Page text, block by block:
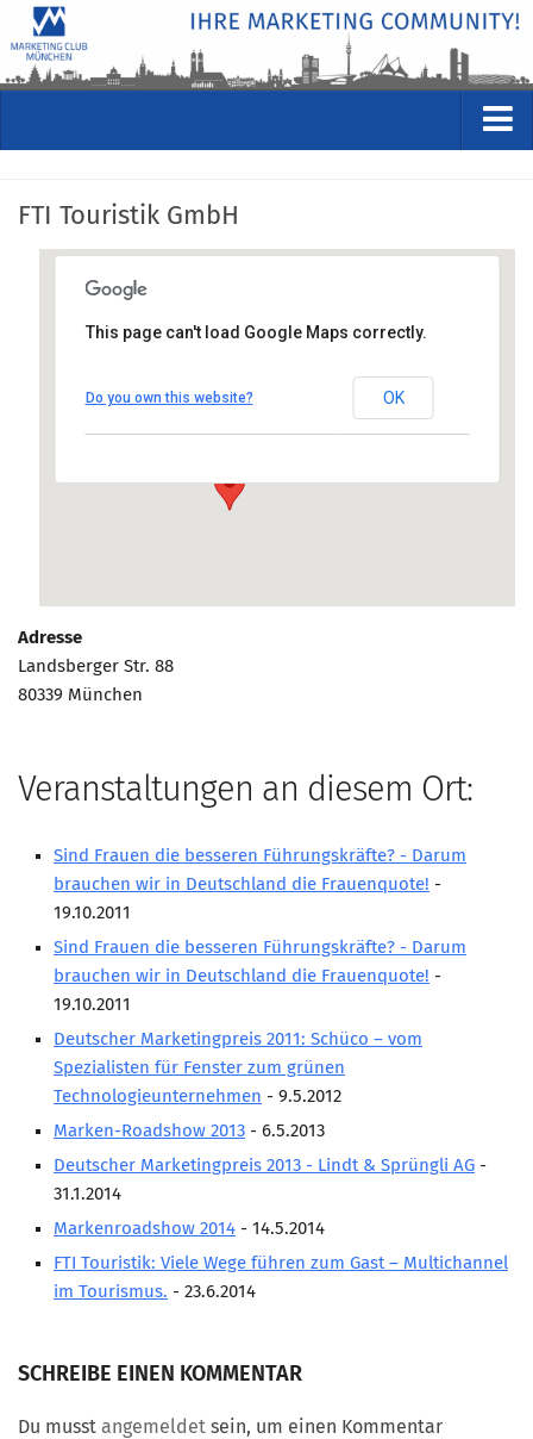
Kommende Veranstaltungen
Rückblicke
Veranstaltungsformate
Münchner Marketingpreis
Mentoring
Bundesverband Marketing Clubs
Marketing Pioniere im BVMC
CLUB-KOMMUNIKATION
Newsletter
Clubmagazin
MITGLIEDSCHAFT
Mitglied werden
AKTUELLES
KONTAKT
FTI Touristik GmbH
Landsberger Str. 88, 80339 München
Anfahrt anzeigen
This page can't load Google Maps correctly.
Do you own this website? OK
Adresse
Landsberger Str. 88
80339 München
Veranstaltungen an diesem Ort:
Sind Frauen die besseren Führungskräfte? - Darum
brauchen wir in Deutschland die Frauenquote! -
19.10.2011
Sind Frauen die besseren Führungskräfte? - Darum
brauchen wir in Deutschland die Frauenquote! -
19.10.2011
Deutscher Marketingpreis 2011: Schüco – vom
Spezialisten für Fenster zum grünen
Technologieunternehmen - 9.5.2012
Marken-Roadshow 2013 - 6.5.2013
Deutscher Marketingpreis 2013 - Lindt & Sprüngli AG -
31.1.2014
Markenroadshow 2014 - 14.5.2014
FTI Touristik: Viele Wege führen zum Gast – Multichannel
im Tourismus. - 23.6.2014
SCHREIBE EINEN KOMMENTAR
Du musst angemeldet sein, um einen Kommentar